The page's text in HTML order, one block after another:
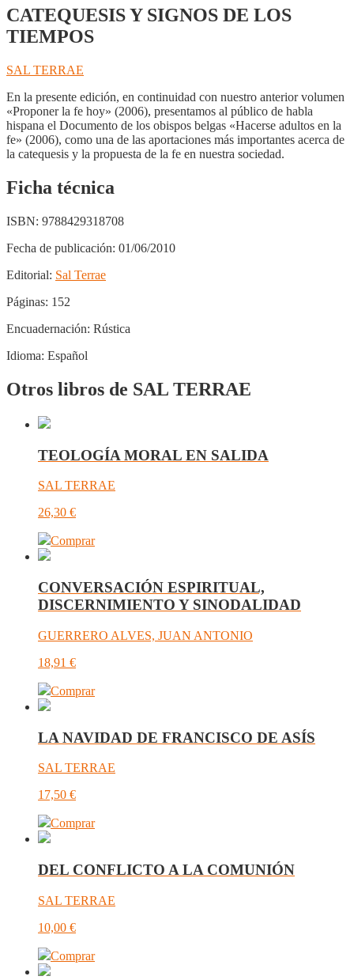
CATEQUESIS Y SIGNOS DE LOS
TIEMPOS
SAL TERRAE
En la presente edición, en continuidad con nuestro anterior volumen
«Proponer la fe hoy» (2006), presentamos al público de habla
hispana el Documento de los obispos belgas «Hacerse adultos en la
fe» (2006), como una de las aportaciones más importantes acerca de
la catequesis y la propuesta de la fe en nuestra sociedad.
Ficha técnica
ISBN: 9788429318708
Fecha de publicación: 01/06/2010
Editorial: Sal Terrae
Páginas: 152
Encuadernación: Rústica
Idioma: Español
Otros libros de SAL TERRAE
TEOLOGÍA MORAL EN SALIDA
SAL TERRAE
26,30 €
Comprar
CONVERSACIÓN ESPIRITUAL,
DISCERNIMIENTO Y SINODALIDAD
GUERRERO ALVES, JUAN ANTONIO
18,91 €
Comprar
LA NAVIDAD DE FRANCISCO DE ASÍS
SAL TERRAE
17,50 €
Comprar
DEL CONFLICTO A LA COMUNIÓN
SAL TERRAE
10,00 €
Comprar